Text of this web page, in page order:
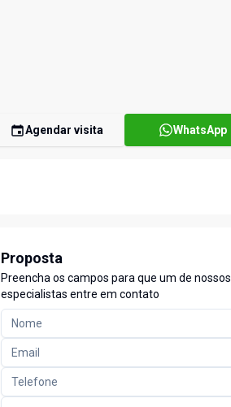
Agendar visita WhatsApp
Proposta
Preencha os campos para que um de nossos
especialistas entre em contato